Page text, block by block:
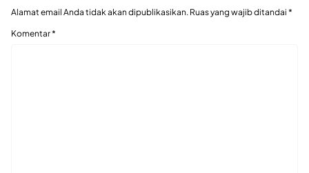
Alamat email Anda tidak akan dipublikasikan. Ruas yang wajib ditandai *
Komentar*